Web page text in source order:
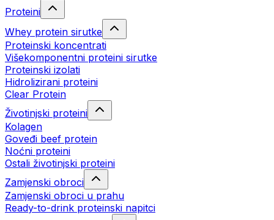
Proteini
Whey protein sirutke
Proteinski koncentrati
Višekomponentni proteini sirutke
Proteinski izolati
Hidrolizirani proteini
Clear Protein
Životinjski proteini
Kolagen
Goveđi beef protein
Noćni proteini
Ostali životinjski proteini
Zamjenski obroci
Zamjenski obroci u prahu
Ready-to-drink proteinski napitci